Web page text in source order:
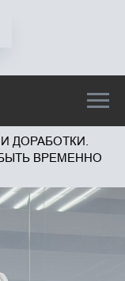
ДОРАБОТКИ.
ВРЕМЕННО